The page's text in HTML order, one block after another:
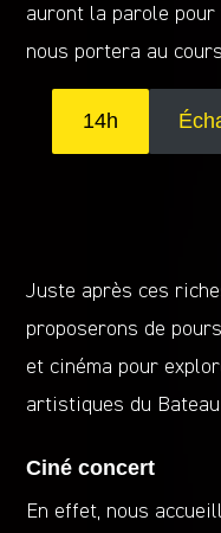
auront la parole
nous portera au
14h
Juste après ces
proposerons de
et cinéma pour
artistiques du
Ciné concert
En effet, nous